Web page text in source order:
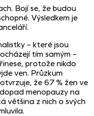
Bojí se, že budou
Výsledkem je
– které jsou
tím samým –
protože nikdo
ven. Průzkum
že 67 % žen ve
menopauzy na
většina z nich o svých